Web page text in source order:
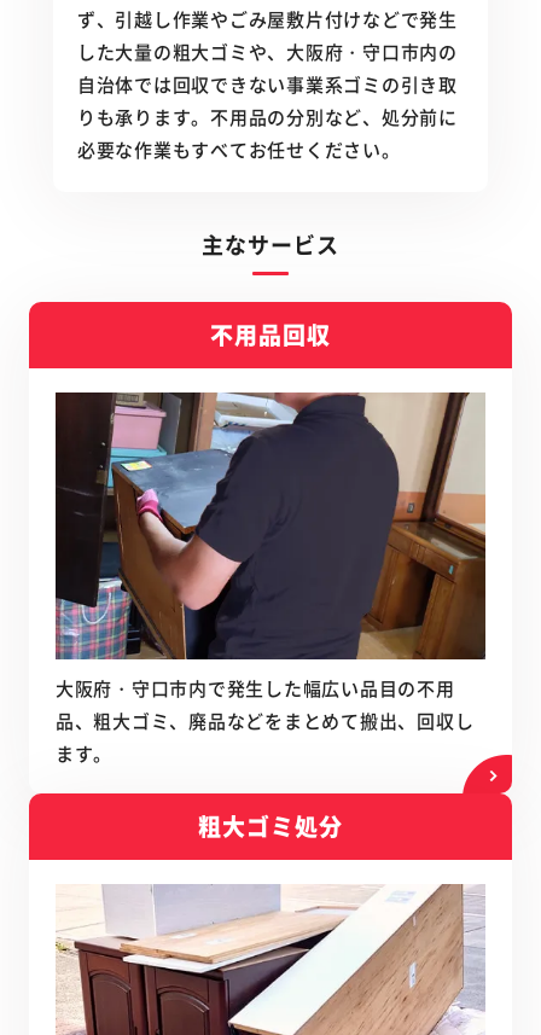
ず、引越し作業やごみ屋敷片付けなどで発生
した大量の粗大ゴミや、大阪府・守口市内の
自治体では回収できない事業系ゴミの引き取
りも承ります。不用品の分別など、処分前に
必要な作業もすべてお任せください。
主なサービス
不用品回収
大阪府・守口市内で発生した幅広い品目の不用
品、粗大ゴミ、廃品などをまとめて搬出、回収し
ます。
粗大ゴミ処分